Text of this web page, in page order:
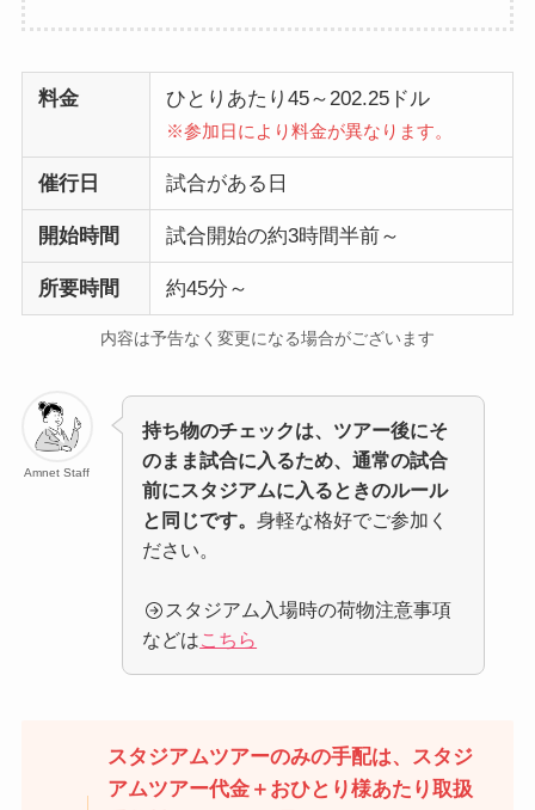
料金 ひとりあたり45～202.25ドル
※参加日により料金が異なります。
催行日 試合がある日
開始時間 試合開始の約3時間半前～
所要時間 約45分～
内容は予告なく変更になる場合がございます
Amnet Staff
持ち物のチェックは、ツアー後にそ
のまま試合に入るため、通常の試合
前にスタジアムに入るときのルール
と同じです。身軽な格好でご参加く
ださい。
スタジアム入場時の荷物注意事項
などはこちら
スタジアムツアーのみの手配は、スタジ
アムツアー代金＋おひとり様あたり取扱